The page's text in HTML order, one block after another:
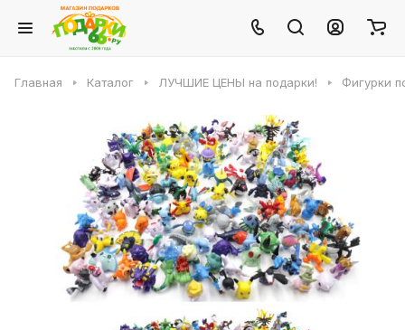
Главная Каталог ЛУЧШИЕ ЦЕНЫ на подарки! Фигурки